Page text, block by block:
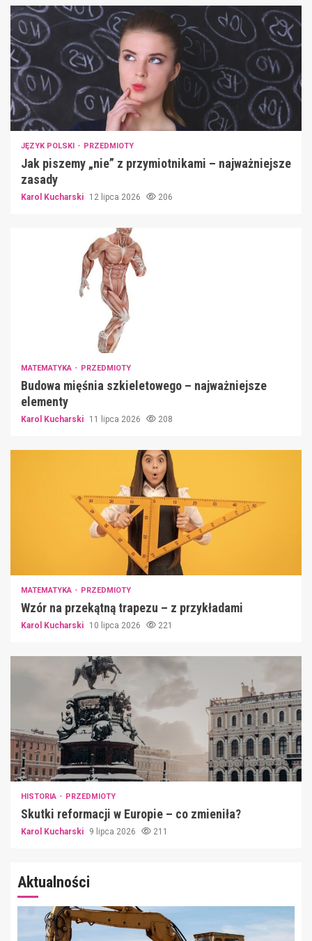
JĘZYK POLSKI PRZEDMIOTY
Jak piszemy „nie” z przymiotnikami – najważniejsze
zasady
Karol Kucharski 12 lipca 2026 206
MATEMATYKA PRZEDMIOTY
Budowa mięśnia szkieletowego – najważniejsze
elementy
Karol Kucharski 11 lipca 2026 208
MATEMATYKA PRZEDMIOTY
Wzór na przekątną trapezu – z przykładami
Karol Kucharski 10 lipca 2026 221
HISTORIA PRZEDMIOTY
Skutki reformacji w Europie – co zmieniła?
Karol Kucharski 9 lipca 2026 211
Aktualności